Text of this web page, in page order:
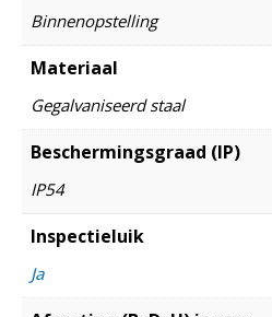
Binnenopstelling
Materiaal
Gegalvaniseerd staal
Beschermingsgraad (IP)
IP54
Inspectieluik
Ja